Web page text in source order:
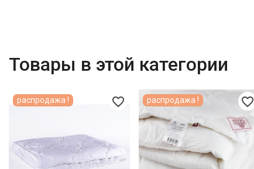
Товары в этой категории
favorite_border
распродажа ! favorite_border
распродажа !